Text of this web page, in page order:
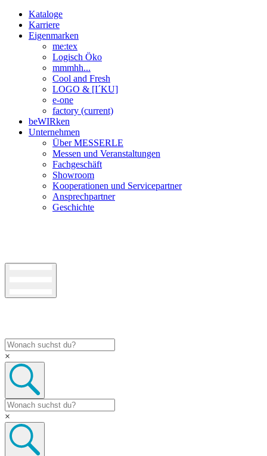
Kataloge
Karriere
Eigenmarken
me:tex
Logisch Öko
mmmhh...
Cool and Fresh
LOGO & [I´KU]
e-one
factory (current)
beWIRken
Unternehmen
Über MESSERLE
Messen und Veranstaltungen
Fachgeschäft
Showroom
Kooperationen und Servicepartner
Ansprechpartner
Geschichte
×
×